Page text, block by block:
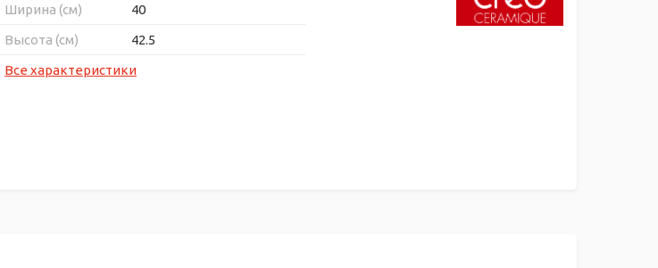
Ширина (см)
40
Высота (см)
42.5
Все характеристики